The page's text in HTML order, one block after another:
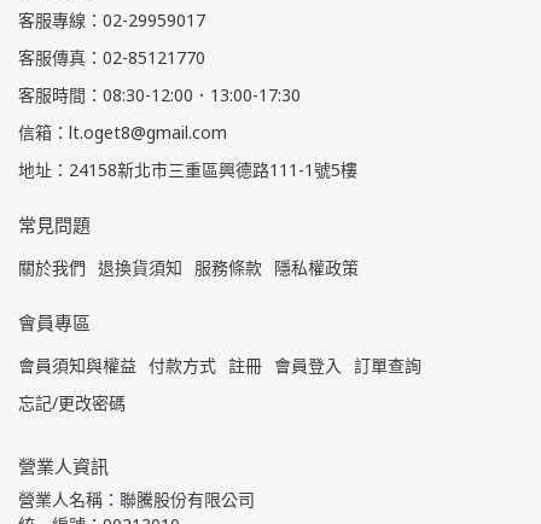
客服專線：02-29959017
客服傳真：02-85121770
客服時間：08:30-12:00．13:00-17:30
信箱：lt.oget8@gmail.com
地址：24158新北市三重區興德路111-1號5樓
常見問題
關於我們 退換貨須知 服務條款 隱私權政策
會員專區
會員須知與權益 付款方式 註冊 會員登入
訂單查詢
忘記/更改密碼
營業人資訊
營業人名稱：聯騰股份有限公司